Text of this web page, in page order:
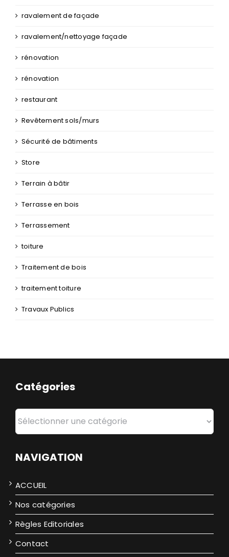
ravalement de façade
ravalement/nettoyage façade
rénovation
rénovation
restaurant
Revêtement sols/murs
Sécurité de bâtiments
Store
Terrain à bâtir
Terrasse en bois
Terrassement
toiture
Traitement de bois
traitement toiture
Travaux Publics
Catégories
Catégories
NAVIGATION
ACCUEIL
Nos catégories
Règles Editoriales
Contact